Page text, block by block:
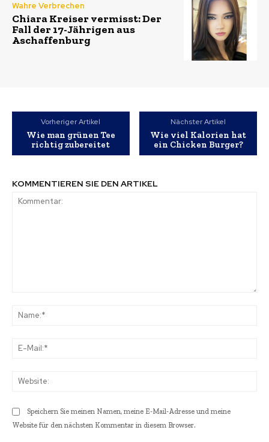
Wahre Verbrechen
Chiara Kreiser vermisst: Der
Fall der 17-Jährigen aus
Aschaffenburg
Vorheriger Artikel
Wie man grünen Tee
richtig zubereitet
Nächster Artikel
Wie viel Kalorien hat
ein Chicken Burger?
KOMMENTIEREN SIE DEN ARTIKEL
Speichern Sie meinen Namen, meine E-Mail-Adresse und meine
Website für den nächsten Kommentar in diesem Browser.